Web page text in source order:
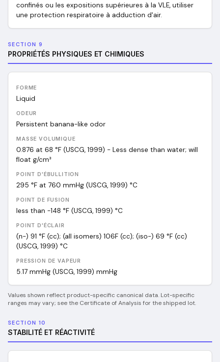
confinés ou les expositions supérieures à la VLE, utiliser
une protection respiratoire à adduction d'air.
SECTION 9
PROPRIÉTÉS PHYSIQUES ET CHIMIQUES
FORME
Liquid
ODEUR
Persistent banana-like odor
MASSE VOLUMIQUE
0.876 at 68 °F (USCG, 1999) - Less dense than water; will
float g/cm³
POINT D'ÉBULLITION
295 °F at 760 mmHg (USCG, 1999) °C
POINT DE FUSION
less than -148 °F (USCG, 1999) °C
POINT D'ÉCLAIR
(n-) 91 °F (cc); (all isomers) 106F (cc); (iso-) 69 °F (cc)
(USCG, 1999) °C
PRESSION DE VAPEUR
5.17 mmHg (USCG, 1999) mmHg
Values shown reflect product-specific canonical data. Lot-specific
ranges may vary; see the Certificate of Analysis for the shipped lot.
SECTION 10
STABILITÉ ET RÉACTIVITÉ